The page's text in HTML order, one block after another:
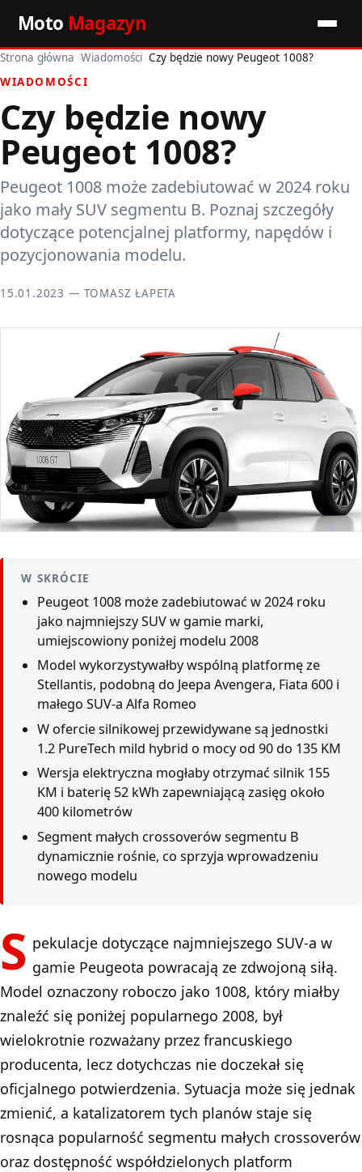
Moto Magazyn
Start
Wiadomości
Premiery
Porady motoryzacyjne
Pozostałe artykuły
Strona główna ›Wiadomości ›Czy będzie nowy Peugeot 1008?
WIADOMOŚCI
Czy będzie nowy
Peugeot 1008?
Peugeot 1008 może zadebiutować w 2024 roku
jako mały SUV segmentu B. Poznaj szczegóły
dotyczące potencjalnej platformy, napędów i
pozycjonowania modelu.
15.01.2023 — TOMASZ ŁAPETA
W SKRÓCIE
Peugeot 1008 może zadebiutować w 2024 roku
jako najmniejszy SUV w gamie marki,
umiejscowiony poniżej modelu 2008
Model wykorzystywałby wspólną platformę ze
Stellantis, podobną do Jeepa Avengera, Fiata 600 i
małego SUV-a Alfa Romeo
W ofercie silnikowej przewidywane są jednostki
1.2 PureTech mild hybrid o mocy od 90 do 135 KM
Wersja elektryczna mogłaby otrzymać silnik 155
KM i baterię 52 kWh zapewniającą zasięg około
400 kilometrów
Segment małych crossoverów segmentu B
dynamicznie rośnie, co sprzyja wprowadzeniu
nowego modelu
S pekulacje dotyczące najmniejszego SUV-a w
gamie Peugeota powracają ze zdwojoną siłą.
Model oznaczony roboczo jako 1008, który miałby
znaleźć się poniżej popularnego 2008, był
wielokrotnie rozważany przez francuskiego
producenta, lecz dotychczas nie doczekał się
oficjalnego potwierdzenia. Sytuacja może się jednak
zmienić, a katalizatorem tych planów staje się
rosnąca popularność segmentu małych crossoverów
oraz dostępność współdzielonych platform